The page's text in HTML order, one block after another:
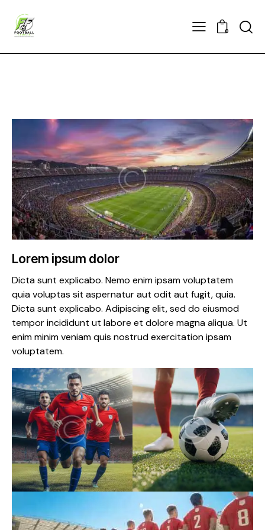
0
Lorem ipsum dolor
Dicta sunt explicabo. Nemo enim ipsam voluptatem
quia voluptas sit aspernatur aut odit aut fugit, quia.
Dicta sunt explicabo. Adipiscing elit, sed do eiusmod
tempor incididunt ut labore et dolore magna aliqua. Ut
enim minim veniam quis nostrud exercitation ipsam
voluptatem.